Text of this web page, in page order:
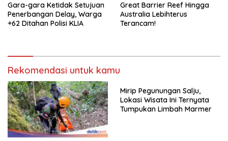
Gara-gara Ketidak Setujuan
Penerbangan Delay, Warga
+62 Ditahan Polisi KLIA
Great Barrier Reef Hingga
Australia Lebihterus
Terancam!
Rekomendasi untuk kamu
Mirip Pegunungan Salju,
Lokasi Wisata Ini Ternyata
Tumpukan Limbah Marmer